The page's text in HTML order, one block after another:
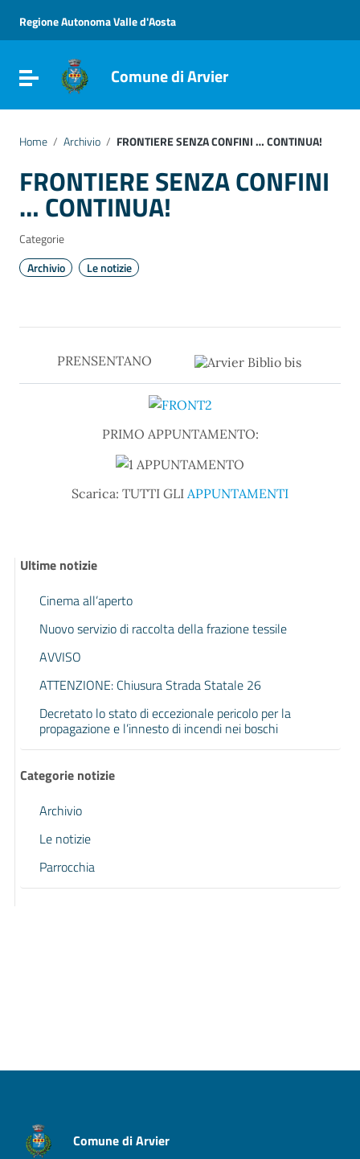
Vai al menu di navigazione
Vai al footer
Regione Autonoma Valle d'Aosta
Attiva / disattiva la navigazione
Comune di Arvier
Home / Archivio / FRONTIERE SENZA CONFINI … CONTINUA!
FRONTIERE SENZA CONFINI
… CONTINUA!
Categorie
Archivio
Le notizie
PRENSENTANO
PRIMO APPUNTAMENTO:
Scarica: TUTTI GLI APPUNTAMENTI
Ultime notizie
Cinema all’aperto
Nuovo servizio di raccolta della frazione tessile
AVVISO
ATTENZIONE: Chiusura Strada Statale 26
Decretato lo stato di eccezionale pericolo per la
propagazione e l’innesto di incendi nei boschi
Categorie notizie
Archivio
Le notizie
Parrocchia
Comune di Arvier